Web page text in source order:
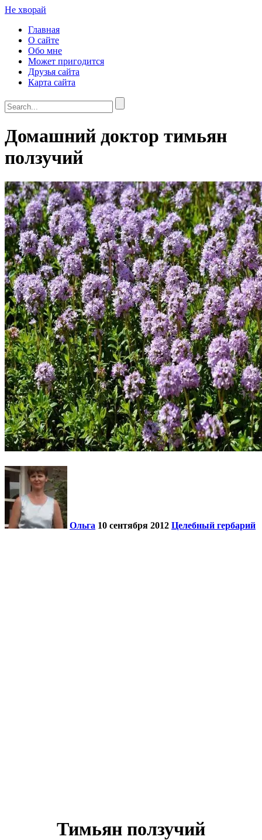
Не хворай
Главная
О сайте
Обо мне
Может пригодится
Друзья сайта
Карта сайта
Домашний доктор тимьян
ползучий
Ольга 10 сентября 2012 Целебный гербарий
Тимьян ползучий